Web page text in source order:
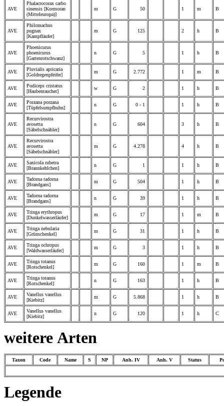
AVE
Phalacrocorax carbo
sinensis [Kormoran
(Mitteleuropa)]
m G 50 1 m B
AVE
Philomachus
pugnax
[Kampfläufer]
m G 125 2 h B
AVE
Phoenicurus
phoenicurus
[Gartenrotschwanz]
n G 5 1 h B
AVE
Pluvialis apricaria
[Goldregenpfeifer]
m G 2.772 1 m B
AVE
Podiceps cristatus
[Haubentaucher]
w G 2 1 h B
AVE
Porzana porzana
[Tüpfelsumpfhuhn]
n G 0 - 1 1 h B
AVE
Recurvirostra
avosetta
[Säbelschnäbler]
n G 604 3 h B
AVE
Recurvirostra
avosetta
[Säbelschnäbler]
m G 4.278 4 h B
AVE
Saxicola rubetra
[Braunkehlchen]
n G 1 1 h B
AVE
Tadorna tadorna
[Brandgans]
m G 504 1 h B
AVE
Tadorna tadorna
[Brandgans]
n G 39 1 h B
AVE
Tringa erythropus
[Dunkelwasserläufer]
m G 17 1 m B
AVE
Tringa nebularia
[Grünschenkel]
m G 31 1 h B
AVE
Tringa ochropus
[Waldwasserläufer]
m G 3 1 h B
AVE
Tringa totanus
[Rotschenkel]
m G 160 1 m B
AVE
Tringa totanus
[Rotschenkel]
n G 163 1 h B
AVE
Vanellus vanellus
[Kiebitz]
m G 5.868 1 h B
AVE
Vanellus vanellus
[Kiebitz]
n G 120 1 h C
weitere Arten
Taxon Code Name S NP Anh. IV Anh. V Status
Legende